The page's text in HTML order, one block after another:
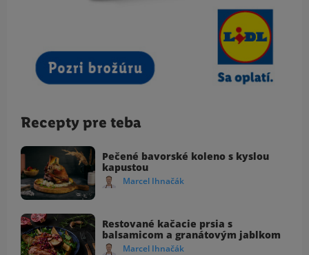
Recepty pre teba
Pečené bavorské koleno s kyslou
kapustou
Marcel Ihnačák
Restované kačacie prsia s
balsamicom a granátovým jablkom
Marcel Ihnačák